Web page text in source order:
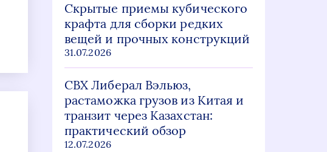
Скрытые приемы кубического
крафта для сборки редких
вещей и прочных конструкций
31.07.2026
СВХ Либерал Вэльюз,
растаможка грузов из Китая и
транзит через Казахстан:
практический обзор
12.07.2026